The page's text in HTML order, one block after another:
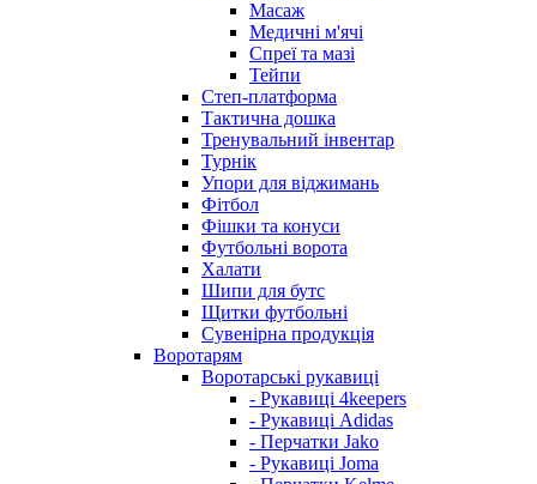
Масаж
Медичні м'ячі
Спреї та мазі
Тейпи
Степ-платформа
Тактична дошка
Тренувальний інвентар
Турнік
Упори для віджимань
Фітбол
Фішки та конуси
Футбольні ворота
Халати
Шипи для бутс
Щитки футбольні
Сувенірна продукція
Воротарям
Воротарські рукавиці
- Рукавиці 4keepers
- Рукавиці Adidas
- Перчатки Jako
- Рукавиці Joma